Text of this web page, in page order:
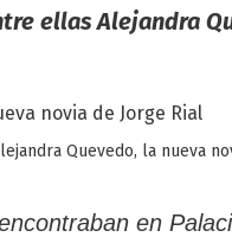
ellas Alejandra
Quevedo, la nueva
en